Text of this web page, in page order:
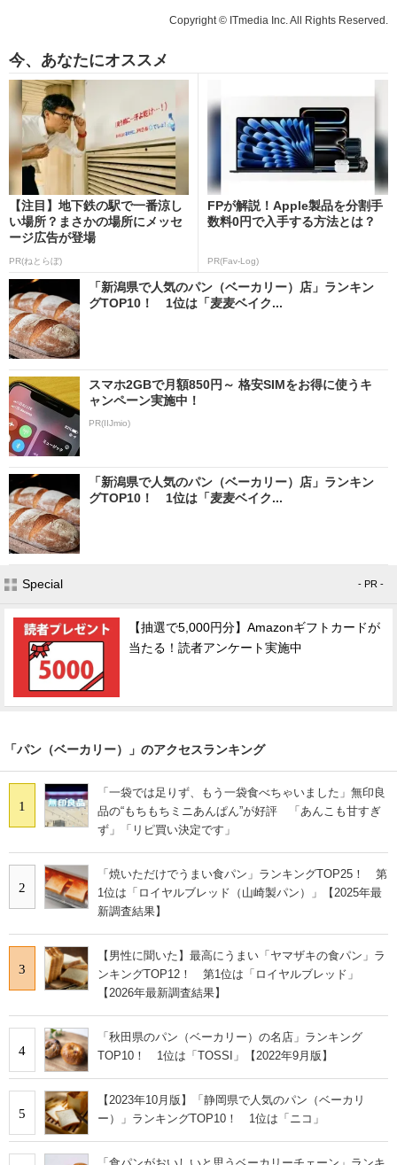
Copyright © ITmedia Inc. All Rights Reserved.
今、あなたにオススメ
【注目】地下鉄の駅で一番涼し
い場所？まさかの場所にメッセ
ージ広告が登場
PR(ねとらぼ)
FPが解説！Apple製品を分割手
数料0円で入手する方法とは？
PR(Fav-Log)
「新潟県で人気のパン（ベーカリー）店」ランキン
グTOP10！ 1位は「麦麦ベイク...
スマホ2GBで月額850円～ 格安SIMをお得に使うキ
ャンペーン実施中！
PR(IIJmio)
「新潟県で人気のパン（ベーカリー）店」ランキン
グTOP10！ 1位は「麦麦ベイク...
Special - PR -
【抽選で5,000円分】Amazonギフトカードが
当たる！読者アンケート実施中
「パン（ベーカリー）」のアクセスランキング
1
「一袋では足りず、もう一袋食べちゃいました」無印良
品の“もちもちミニあんぱん”が好評 「あんこも甘すぎ
ず」「リピ買い決定です」
2
「焼いただけでうまい食パン」ランキングTOP25！ 第
1位は「ロイヤルブレッド（山崎製パン）」【2025年最
新調査結果】
3
【男性に聞いた】最高にうまい「ヤマザキの食パン」ラ
ンキングTOP12！ 第1位は「ロイヤルブレッド」
【2026年最新調査結果】
4
「秋田県のパン（ベーカリー）の名店」ランキング
TOP10！ 1位は「TOSSI」【2022年9月版】
5
【2023年10月版】「静岡県で人気のパン（ベーカリ
ー）」ランキングTOP10！ 1位は「ニコ」